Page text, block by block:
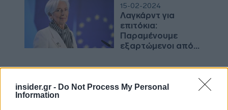
insider.gr - Do Not Process My Personal
Information
οικονομία
15-02-2024
Λαγκάρντ για
επιτόκια:
Παραμένουμε
εξαρτώμενοι από
πληθωρισμός πέσει
07-02-2024